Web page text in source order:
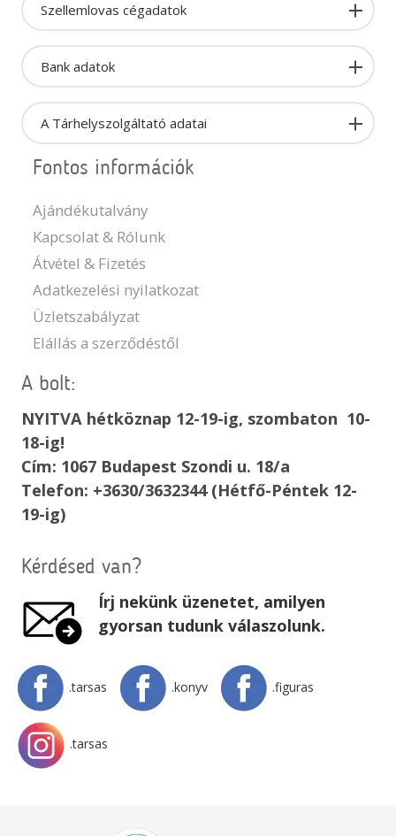
Szellemlovas cégadatok
Bank adatok
A Tárhelyszolgáltató adatai
Fontos információk
Ajándékutalvány
Kapcsolat & Rólunk
Átvétel & Fizetés
Adatkezelési nyilatkozat
Üzletszabályzat
Elállás a szerződéstől
A bolt:
NYITVA hétköznap 12-19-ig, szombaton 10-
18-ig!
Cím: 1067 Budapest Szondi u. 18/a
Telefon: +3630/3632344 (Hétfő-Péntek 12-
19-ig)
Kérdésed van?
Írj nekünk üzenetet, amilyen
gyorsan tudunk válaszolunk.
.tarsas .konyv .figuras
.tarsas